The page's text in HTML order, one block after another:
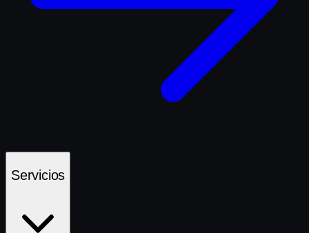
Servicios